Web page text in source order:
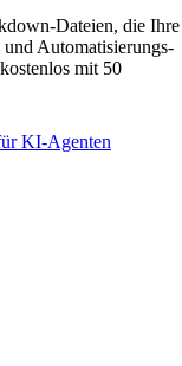
Dateien, die Ihre
Automatisierungs-
mit 50
KI-Agenten